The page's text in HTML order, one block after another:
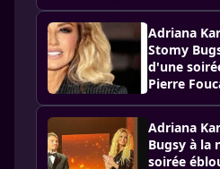
Adriana
Stomy
d'une
Pierre
Adriana
Bugsy à la
soirée